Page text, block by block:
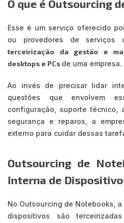
O que é Outsourcing
Esse é um serviço oferecido
ou provedores de
terceirização da gestão e
desktops e PCs de uma empresa.
Ao invés de precisar lidar
questões que envolvem
configuração, suporte técnico,
segurança e reparos, a
externo para cuidar dessas
Outsourcing de
Interna de
No Outsourcing de Notebooks,
dispositivos são